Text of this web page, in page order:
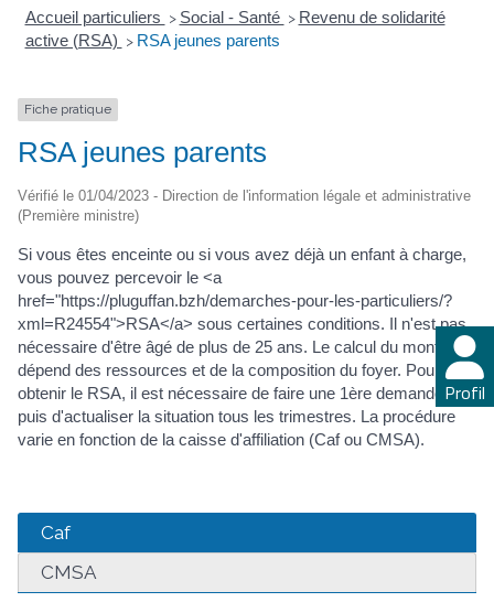
Profil
Accueil particuliers > Social - Santé > Revenu de solidarité
active (RSA) > RSA jeunes parents
Fiche pratique
RSA jeunes parents
Vérifié le 01/04/2023 - Direction de l'information légale et administrative
(Première ministre)
Si vous êtes enceinte ou si vous avez déjà un enfant à charge,
vous pouvez percevoir le <a
href="https://pluguffan.bzh/demarches-pour-les-particuliers/?
xml=R24554">RSA</a> sous certaines conditions. Il n'est pas
nécessaire d'être âgé de plus de 25 ans. Le calcul du montant
dépend des ressources et de la composition du foyer. Pour
obtenir le RSA, il est nécessaire de faire une 1ère demande,
puis d'actualiser la situation tous les trimestres. La procédure
varie en fonction de la caisse d'affiliation (Caf ou CMSA).
Caf
CMSA